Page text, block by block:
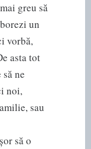
greu să
un
vorbă,
asta tot
ne
noi,
sau
să o